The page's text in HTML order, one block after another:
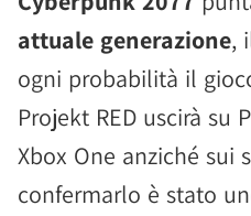
attuale generazione,
ogni probabilità il
Projekt RED uscirà su
Xbox One anziché sui
confermarlo è stato